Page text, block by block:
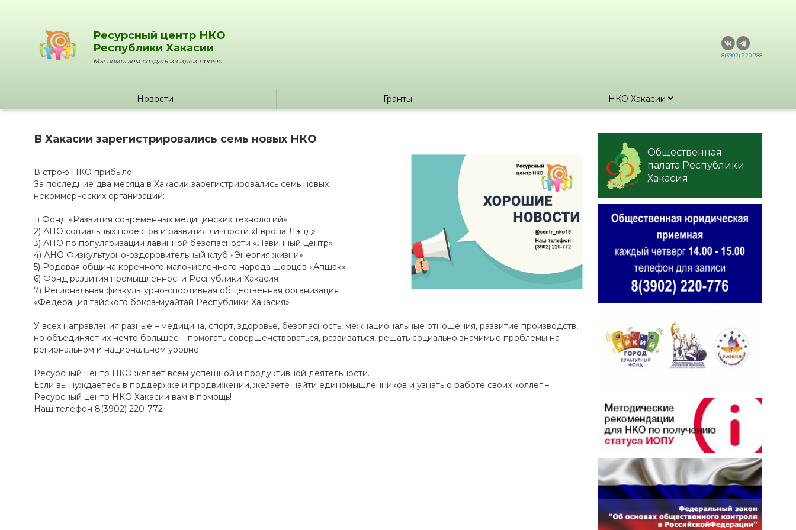
Ресурсный центр НКО
Республики Хакасии
Мы помогаем создать из идеи проект
8(3902) 220-788
Новости Гранты НКО Хакасии
Общественная
палата Республики
Хакасия
В Хакасии зарегистрировались семь новых НКО
В строю НКО прибыло!
За последние два месяца в Хакасии зарегистрировались семь новых
некоммерческих организаций:
1) Фонд «Развития современных медицинских технологий»
2) АНО социальных проектов и развития личности «Европа Лэнд»
3) АНО по популяризации лавинной безопасности «Лавинный центр»
4) АНО Физкультурно-оздоровительный клуб «Энергия жизни»
5) Родовая община коренного малочисленного народа шорцев «Апшак»
6) Фонд развития промышленности Республики Хакасия
7) Региональная физкультурно-спортивная общественная организация
«Федерация тайского бокса-муайтай Республики Хакасия»
У всех направления разные – медицина, спорт, здоровье, безопасность, межнациональные отношения, развитие производств,
но объединяет их нечто большее – помогать совершенствоваться, развиваться, решать социально значимые проблемы на
региональном и национальном уровне.
Ресурсный центр НКО желает всем успешной и продуктивной деятельности.
Если вы нуждаетесь в поддержке и продвижении, желаете найти единомышленников и узнать о работе своих коллег –
Ресурсный центр НКО Хакасии вам в помощь!
Наш телефон 8(3902) 220-772